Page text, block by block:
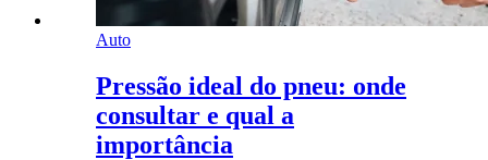
Auto
Pressão ideal do pneu: onde
consultar e qual a
importância